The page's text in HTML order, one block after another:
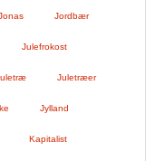
Jordbær
Julefrokost
Juletræer
Jylland
Kapitalist